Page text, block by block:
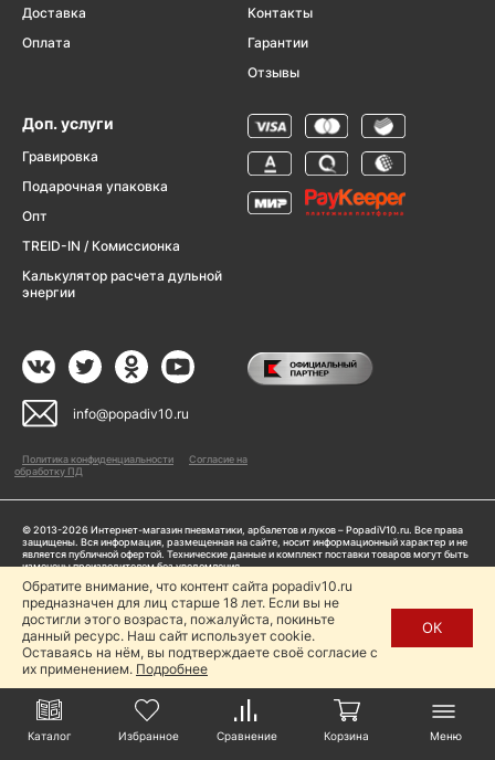
Доставка
Оплата
Контакты
Гарантии
Отзывы
Доп. услуги
Гравировка
Подарочная упаковка
Опт
TREID-IN / Комиссионка
Калькулятор расчета дульной
энергии
info@popadiv10.ru
Политика конфиденциальности
Согласие на
обработку ПД
© 2013-2026 Интернет-магазин пневматики, арбалетов и луков – PopadiV10.ru. Все права
защищены. Вся информация, размещенная на сайте, носит информационный характер и не
является публичной офертой. Технические данные и комплект поставки товаров могут быть
изменены производителем без уведомления
ИП Жарук Александр Сергеевич, ОГРНИП: 314504704200042
Пользуясь сайтом Popadiv10.ru, пользователь автоматически соглашается с условиями,
прописанными в
Политике конфиденциальности
Копирование любой информации (тексты, фото, видео и др.) с сайта Popadiv10 запрещено,
за исключением наличия письменного согласия администрации сайта Popadiv10.
Каталог Избранное Сравнение Корзина Меню
Обратите внимание, что контент сайта popadiv10.ru
предназначен для лиц старше 18 лет. Если вы не
достигли этого возраста, пожалуйста, покиньте
данный ресурс. Наш сайт использует cookie.
Оставаясь на нём, вы подтверждаете своё согласие с
их применением. Подробнее
ОК